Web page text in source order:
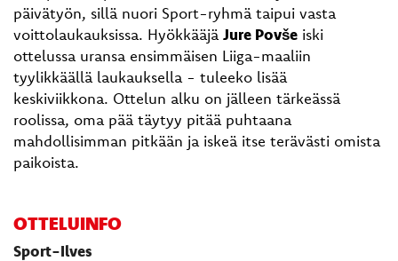
päivätyön, sillä nuori Sport-ryhmä taipui vasta
voittolaukauksissa. Hyökkääjä Jure Povše iski
ottelussa uransa ensimmäisen Liiga-maaliin
tyylikkäällä laukauksella - tuleeko lisää
keskiviikkona. Ottelun alku on jälleen tärkeässä
roolissa, oma pää täytyy pitää puhtaana
mahdollisimman pitkään ja iskeä itse terävästi omista
paikoista.
OTTELUINFO
Sport-Ilves